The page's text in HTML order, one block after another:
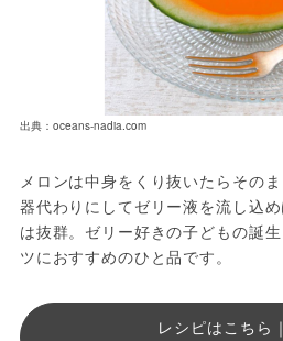
出典：oceans-nadia.com
メロンは中身をくり抜いたらその
器代わりにしてゼリー液を流し込
は抜群。ゼリー好きの子どもの誕
ツにおすすめのひと品です。
レシピはこちら